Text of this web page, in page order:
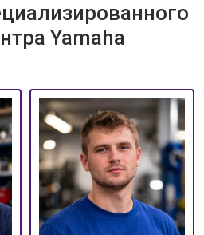
Yamaha